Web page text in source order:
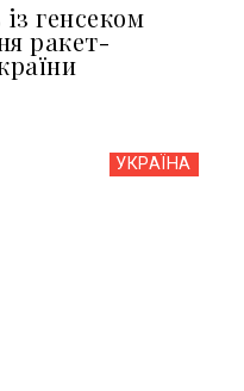
генсеком
ракет-
УКРАЇНА